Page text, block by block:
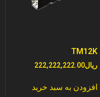
TM12K
ریال222,222,222.00
افزودن به سبد خرید